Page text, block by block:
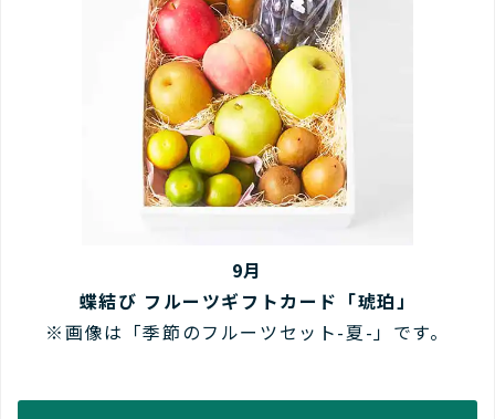
9月
蝶結び フルーツギフトカード「琥珀」
※画像は「季節のフルーツセット-夏-」です。